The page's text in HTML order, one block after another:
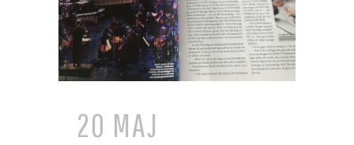
20 MAJ